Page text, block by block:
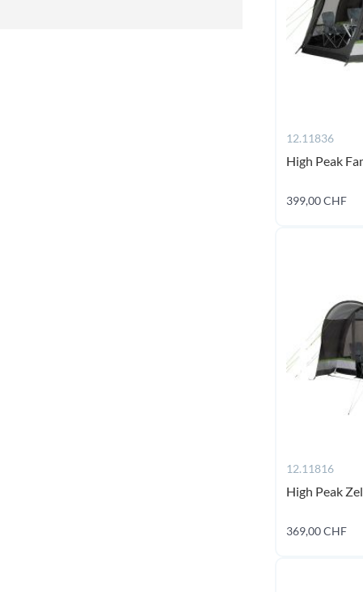
12.11836
High Peak
399,00 CHF
12.11816
High Peak
369,00 CHF